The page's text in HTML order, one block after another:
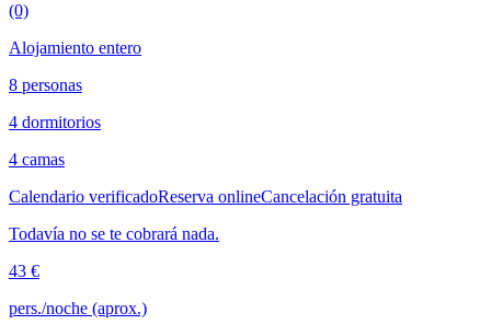
(0)
Alojamiento entero
8 personas
4 dormitorios
4 camas
Calendario verificadoReserva onlineCancelación gratuita
Todavía no se te cobrará nada.
43 €
pers./noche (aprox.)